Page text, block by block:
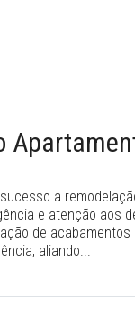
a
e atenção aos
de acabamentos
aliando...